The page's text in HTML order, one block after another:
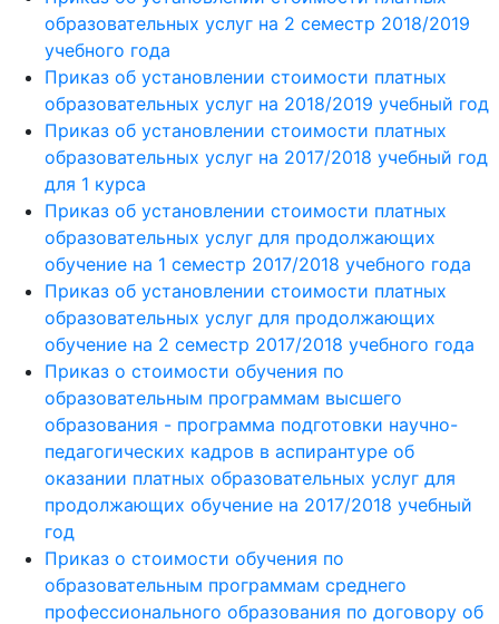
образовательных услуг на 2 семестр 2018/2019
учебного года
Приказ об установлении стоимости платных
образовательных услуг на 2018/2019 учебный год
Приказ об установлении стоимости платных
образовательных услуг на 2017/2018 учебный год
для 1 курса
Приказ об установлении стоимости платных
образовательных услуг для продолжающих
обучение на 1 семестр 2017/2018 учебного года
Приказ об установлении стоимости платных
образовательных услуг для продолжающих
обучение на 2 семестр 2017/2018 учебного года
Приказ о стоимости обучения по
образовательным программам высшего
образования - программа подготовки научно-
педагогических кадров в аспирантуре об
оказании платных образовательных услуг для
продолжающих обучение на 2017/2018 учебный
год
Приказ о стоимости обучения по
образовательным программам среднего
профессионального образования по договору об